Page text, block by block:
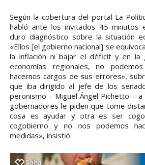
Según la cobertura del portal La
habló ante los invitados 45 minutos
duro diagnóstico sobre la situación
«Ellos [el gobierno nacional] se
la inflación ni bajar el déficit y en la
economías regionales, no
hacernos cargos de sus errores»,
que iba dirigido al jefe de los
peronismo – Miguel Ángel Pichetto –
gobernadores le piden que tome
cosa es ayudar y otra es ser
cogobierno y no nos podemos
medidas», insistió